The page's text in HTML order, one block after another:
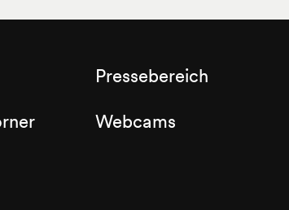
Pressebereich
Webcams